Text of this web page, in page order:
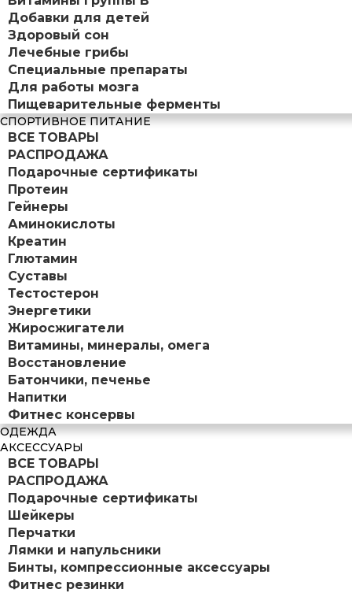
Добавки для детей
Здоровый сон
Лечебные грибы
Специальные препараты
Для работы мозга
Пищеварительные ферменты
СПОРТИВНОЕ ПИТАНИЕ
ВСЕ ТОВАРЫ
РАСПРОДАЖА
Подарочные сертификаты
Протеин
Гейнеры
Аминокислоты
Креатин
Глютамин
Суставы
Тестостерон
Энергетики
Жиросжигатели
Витамины, минералы, омега
Восстановление
Батончики, печенье
Напитки
Фитнес консервы
ОДЕЖДА
АКСЕССУАРЫ
ВСЕ ТОВАРЫ
РАСПРОДАЖА
Подарочные сертификаты
Шейкеры
Перчатки
Лямки и напульсники
Бинты, компрессионные аксессуары
Фитнес резинки